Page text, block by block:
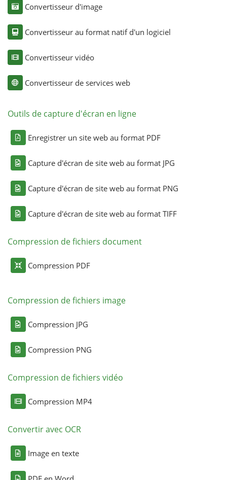
Convertisseur d'image
Convertisseur au format natif d'un logiciel
Convertisseur vidéo
Convertisseur de services web
Outils de capture d'écran en ligne
Enregistrer un site web au format PDF
Capture d'écran de site web au format JPG
Capture d'écran de site web au format PNG
Capture d'écran de site web au format TIFF
Compression de fichiers document
Compression PDF
Compression de fichiers image
Compression JPG
Compression PNG
Compression de fichiers vidéo
Compression MP4
Convertir avec OCR
Image en texte